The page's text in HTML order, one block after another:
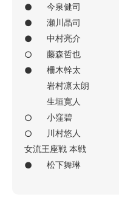
●
今泉健司
●
瀬川晶司
●
中村亮介
○
藤森哲也
●
柵木幹太
岩村凛太朗
生垣寛人
○
小窪碧
○
川村悠人
女流王座戦 本戦
●
松下舞琳